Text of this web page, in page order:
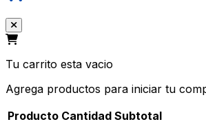
Tu carrito esta vacio
Agrega productos para iniciar tu
Producto Cantidad Subtotal